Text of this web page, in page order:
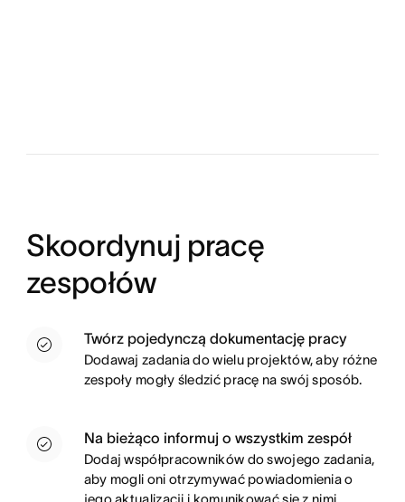
Skoordynuj pracę
zespołów
Twórz pojedynczą dokumentację pracy
Dodawaj zadania do wielu projektów, aby różne
zespoły mogły śledzić pracę na swój sposób.
Na bieżąco informuj o wszystkim zespół
Dodaj współpracowników do swojego zadania,
aby mogli oni otrzymywać powiadomienia o
jego aktualizacji i komunikować się z nimi